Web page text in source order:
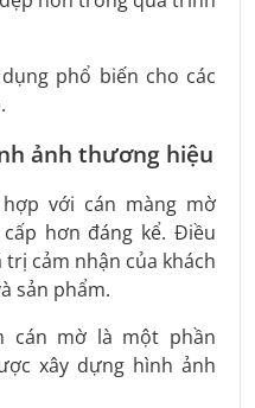
phổ biến cho các
ảnh thương hiệu
với cán màng mờ
hơn đáng kể. Điều
trị cảm nhận của khách
sản phẩm.
cán mờ là một phần
xây dựng hình ảnh